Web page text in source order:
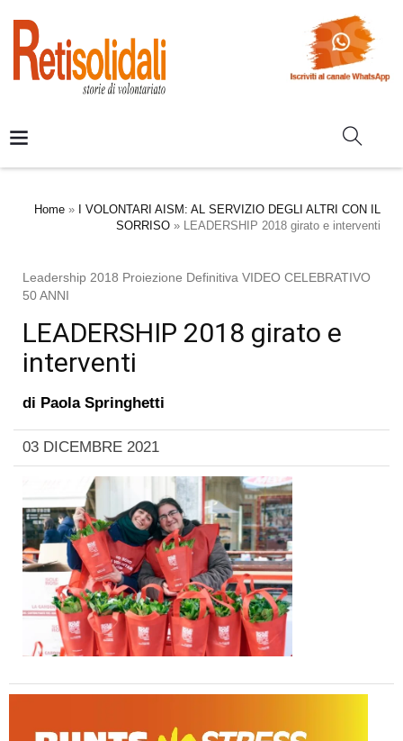
Home »
I VOLONTARI AISM: AL SERVIZIO DEGLI ALTRI CON IL
SORRISO » LEADERSHIP 2018 girato e interventi
Leadership 2018 Proiezione Definitiva VIDEO CELEBRATIVO
50 ANNI
LEADERSHIP 2018 girato e
interventi
di Paola Springhetti
03 DICEMBRE 2021